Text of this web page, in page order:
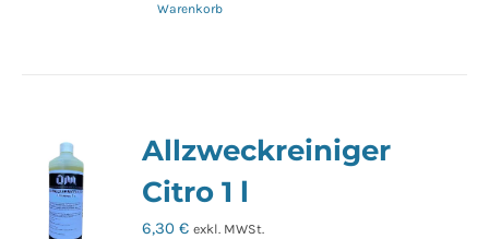
Warenkorb
Allzweckreiniger
Citro 1 l
6,30€ exkl. MWSt.